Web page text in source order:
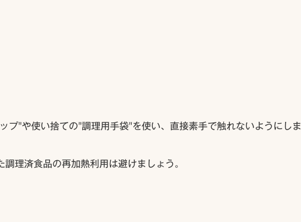
プ"や使い捨ての"調理用手袋"を使い、直接素手で触れないようにしま
理済食品の再加熱利用は避けましょう。